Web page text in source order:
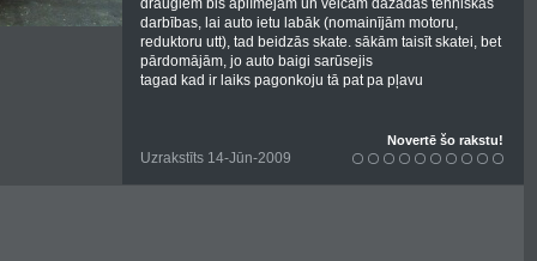
draugiem biš aplīmējām un veicām dažādas tehniskas
darbības, lai auto ietu labāk (nomainījām motoru,
reduktoru utt), tad beidzās skate. sākām taisīt skatei, bet
pārdomājām, jo auto baigi sarūsejis
tagad kad ir laiks pagonkoju tā pat pa pļavu
Uzrakstīts 14-Jūn-2009
Novertē šo rakstu!